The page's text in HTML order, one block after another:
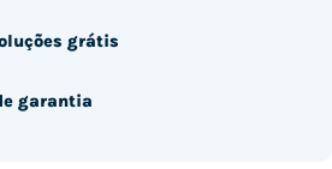
grátis
garantia